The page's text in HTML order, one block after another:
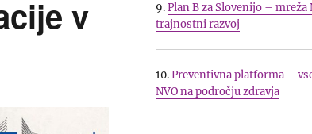
v
9.Plan B za Slovenijo – mreža
trajnostni razvoj
10.Preventivna platforma –
NVO na področju zdravja